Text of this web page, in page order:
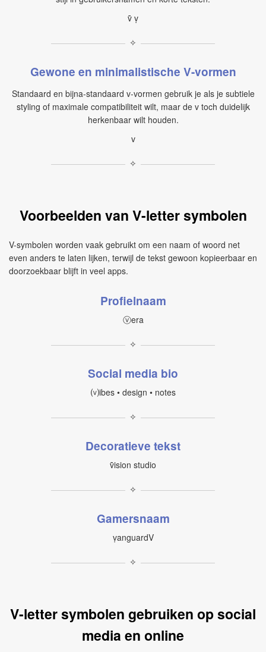
ṽ ṿ
✧
Gewone en minimalistische V-vormen
Standaard en bijna-standaard v-vormen gebruik je als je subtiele
styling of maximale compatibiliteit wilt, maar de v toch duidelijk
herkenbaar wilt houden.
v
✧
Voorbeelden van V-letter symbolen
V-symbolen worden vaak gebruikt om een naam of woord net
even anders te laten lijken, terwijl de tekst gewoon kopieerbaar en
doorzoekbaar blijft in veel apps.
Profielnaam
ⓥera
✧
Social media bio
⒱ibes • design • notes
✧
Decoratieve tekst
ṽision studio
✧
Gamersnaam
ṿanguardV
✧
V-letter symbolen gebruiken op social
media en online